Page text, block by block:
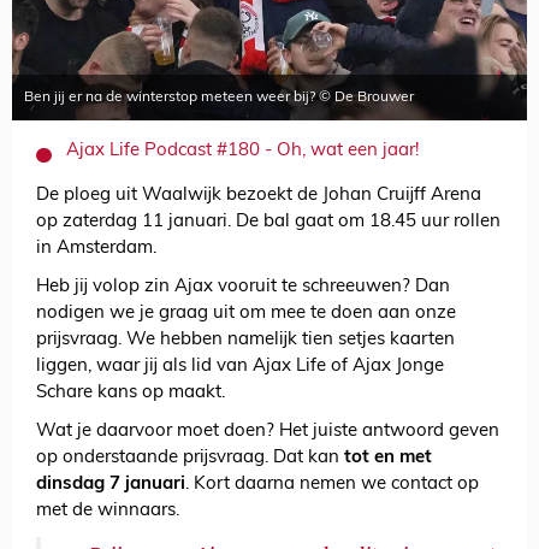
Ben jij er na de winterstop meteen weer bij? © De Brouwer
Ajax Life Podcast #180 - Oh, wat een jaar!
De ploeg uit Waalwijk bezoekt de Johan Cruijff Arena
op zaterdag 11 januari. De bal gaat om 18.45 uur rollen
in Amsterdam.
Heb jij volop zin Ajax vooruit te schreeuwen? Dan
nodigen we je graag uit om mee te doen aan onze
prijsvraag. We hebben namelijk tien setjes kaarten
liggen, waar jij als lid van Ajax Life of Ajax Jonge
Schare kans op maakt.
Wat je daarvoor moet doen? Het juiste antwoord geven
op onderstaande prijsvraag. Dat kan tot en met
dinsdag 7 januari. Kort daarna nemen we contact op
met de winnaars.